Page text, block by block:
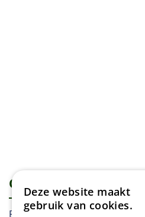
Omschrijving
Rode kool - Langedijker
Deze website maakt
gebruik van cookies.